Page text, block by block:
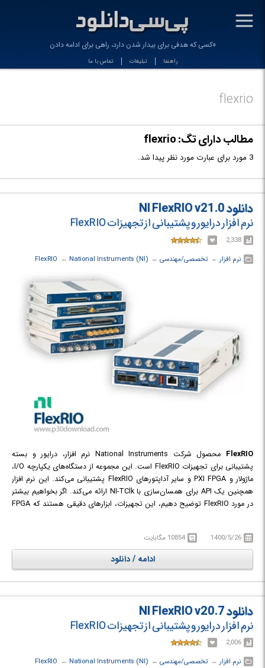
-
«کسی که هدفی برای بیدار شدن دارد، راهی برای ادامه دادن پید
راهنما تبلیغات تماس با ما
flexrio
مطالب دارای تگ: flexrio
3 مورد برای عبارت مورد نظر پیدا شد.
دانلود NI FlexRIO v21.0
نرم افزار درایور و پشتیبانی از تجهیزات FlexRIO
2,338
نرم افزار ← ‏تخصصی/مهندسی ← ‏
National Instruments (NI)
← ‏
FlexRIO
FlexRIO
محصول شرکت National Instruments نرم افزار، درایور و بسته
پشتیبانی برای تجهیزات FlexRIO است. این مجموعه از دستگاه‌های یکپارچه I/O،
ماژولار و PXI FPGA و سایر آداپتورهای FlexRIO پشتیبانی می‌کند. این نرم افزار
همچنین یک API برای همسان‌سازی با NI-TClk ارائه می‌کند. اگر بخواهیم بیشتر
در مورد FlexRIO توضیح دهیم، این تجهیزات، ابزارهای دقیقی هستند که FPGA
تکنولوژی‌های FPGA در تجهیزات رایج صنعتی پشتیبانی نموده و قادر است تا
کاربردهایی نوین با Sample Rate، پهنای باند، وضوح (Resolution) و تعداد
کانال‌های بیشتری را توسعه دهد.
1400/5/26 10854 مگابایت
ادامه / دانلود
دانلود NI FlexRIO v20.7
نرم افزار درایور و پشتیبانی از تجهیزات FlexRIO
2,006
نرم افزار ← ‏تخصصی/مهندسی ← ‏
National Instruments (NI)
← ‏
FlexRIO